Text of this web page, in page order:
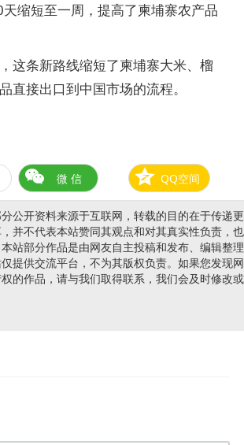
缩短至一周，提高了柬埔寨农产品
条新路线缩短了柬埔寨大米、榴
直接出口到中国市场的流程。
微 信 QQ空间
公开资料来源于互联网，转载的目的在于传递更
并不代表本站赞同其观点和对其真实性负责，也
站部分作品是由网友自主投稿和发布、编辑整理
提供交流平台，不为其版权负责。如果您发现网
的作品，请与我们取得联系，我们会及时修改或